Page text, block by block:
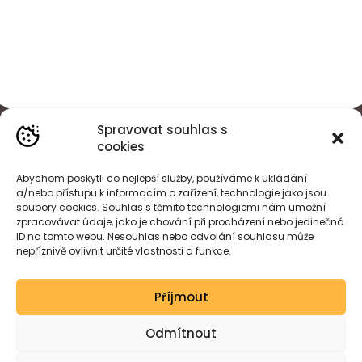
Spravovat souhlas s
cookies
Abychom poskytli co nejlepší služby, používáme k ukládání
a/nebo přístupu k informacím o zařízení, technologie jako jsou
soubory cookies. Souhlas s těmito technologiemi nám umožní
zpracovávat údaje, jako je chování při procházení nebo jedinečná
ID na tomto webu. Nesouhlas nebo odvolání souhlasu může
nepříznivě ovlivnit určité vlastnosti a funkce.
Příjmout
Odmítnout
Created by wessdesign.